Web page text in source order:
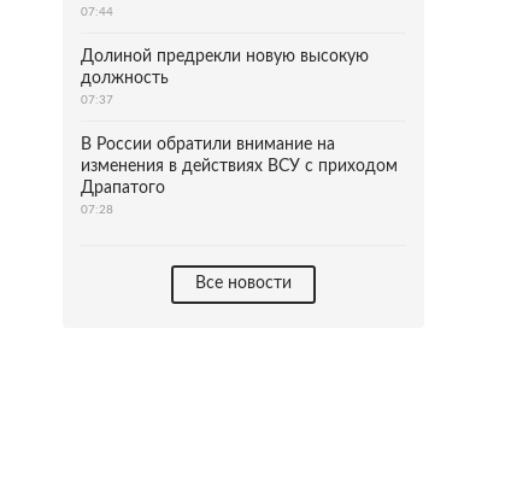
07:44
Долиной предрекли новую высокую
должность
07:37
В России обратили внимание на
изменения в действиях ВСУ с приходом
Драпатого
07:28
Все новости